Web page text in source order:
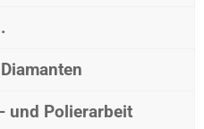
und Polierarbeit